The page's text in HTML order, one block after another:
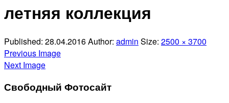
летняя коллекция
Published: 28.04.2016Author: admin Size: 2500 × 3700
Previous Image
Next Image
Свободный Фотосайт